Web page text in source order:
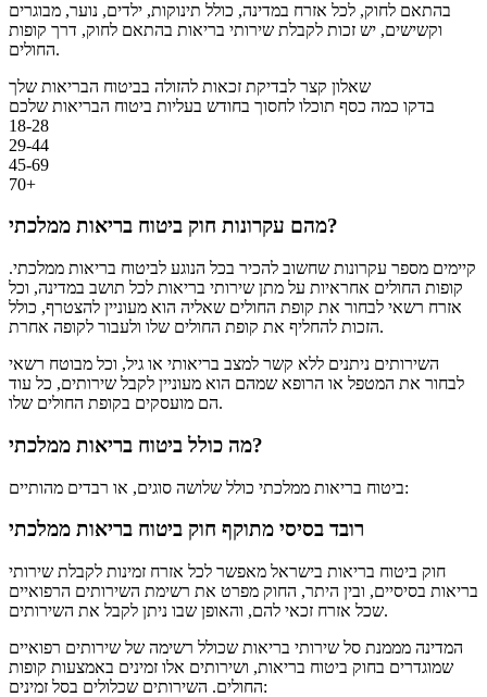
בהתאם לחוק, לכל אזרח במדינה, כולל תינוקות, ילדים, נוער, מבוגרים
וקשישים, יש זכות לקבלת שירותי בריאות בהתאם לחוק, דרך קופות
החולים.
שאלון קצר לבדיקת זכאות להזולה בביטוח הבריאות שלך
בדקו כמה כסף תוכלו לחסוך בחודש בעליות ביטוח הבריאות שלכם
18-28
29-44
45-69
70+
מהם עקרונות חוק ביטוח בריאות ממלכתי?
קיימים מספר עקרונות שחשוב להכיר בכל הנוגע לביטוח בריאות ממלכתי.
קופות החולים אחראיות על מתן שירותי בריאות לכל תושב במדינה, וכל
אזרח רשאי לבחור את קופת החולים שאליה הוא מעוניין להצטרף, כולל
הזכות להחליף את קופת החולים שלו ולעבור לקופה אחרת.
השירותים ניתנים ללא קשר למצב בריאותי או גיל, וכל מבוטח רשאי
לבחור את המטפל או הרופא שמהם הוא מעוניין לקבל שירותים, כל עוד
הם מועסקים בקופת החולים שלו.
מה כולל ביטוח בריאות ממלכתי?
ביטוח בריאות ממלכתי כולל שלושה סוגים, או רבדים מהותיים:
רובד בסיסי מתוקף חוק ביטוח בריאות ממלכתי
חוק ביטוח בריאות בישראל מאפשר לכל אזרח זמינות לקבלת שירותי
בריאות בסיסיים, ובין היתר, החוק מפרט את רשימת השירותים הרפואיים
שכל אזרח זכאי להם, והאופן שבו ניתן לקבל את השירותים.
המדינה מממנת סל שירותי בריאות שכולל רשימה של שירותים רפואיים
שמוגדרים בחוק ביטוח בריאות, ושירותים אלו זמינים באמצעות קופות
החולים. השירותים שכלולים בסל זמינים: